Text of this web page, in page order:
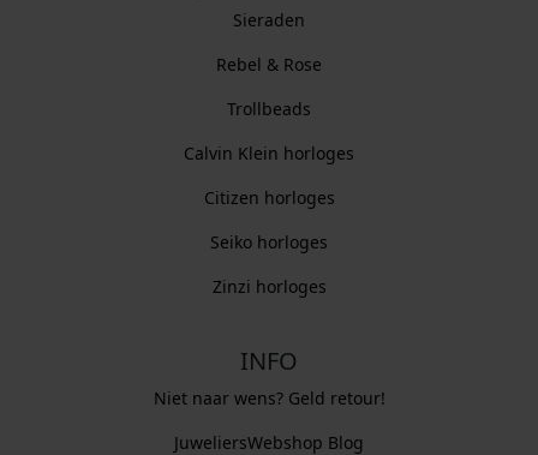
Sieraden
Rebel & Rose
Trollbeads
Calvin Klein horloges
Citizen horloges
Seiko horloges
Zinzi horloges
INFO
Niet naar wens? Geld retour!
JuweliersWebshop Blog